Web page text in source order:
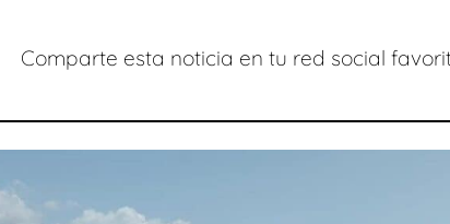
Comparte esta noticia en tu red social